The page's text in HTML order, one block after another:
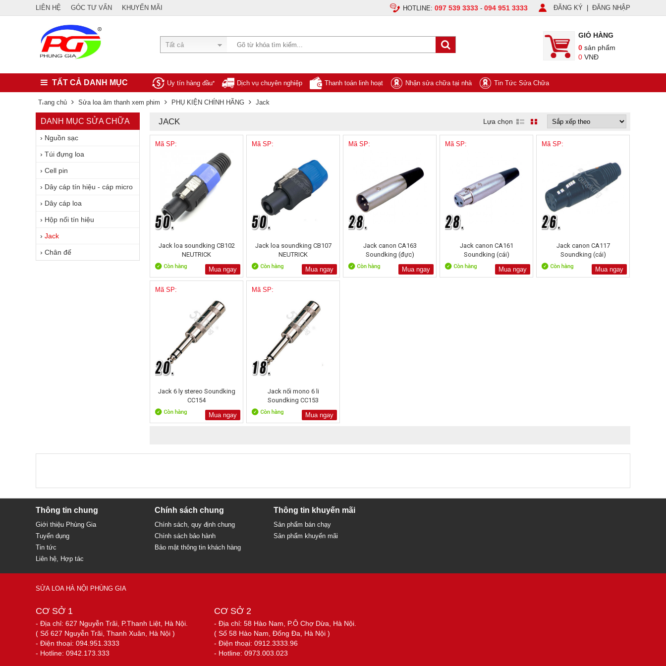
LIÊN HỆ GÓC TƯ VẤN KHUYẾN MÃI HOTLINE: 097 539 3333 - 094 951 3333 ĐĂNG KÝ ĐĂNG NHẬP
Tất cả
GIỎ HÀNG
0 sản phẩm
0 VNĐ
TẤT CẢ DANH MỤC Uy tín hàng đầu* Dịch vụ chuyên nghiệp Thanh toán linh hoạt Nhận sửa chữa tại nhà Tin Tức Sửa Chữa
Trang chủ Sửa loa âm thanh xem phim PHỤ KIỆN CHÍNH HÃNG Jack
DANH MỤC SỬA CHỮA
› Nguồn sạc
› Túi đựng loa
› Cell pin
› Dây cáp tín hiệu - cáp micro
› Dây cáp loa
› Hộp nối tín hiệu
› Jack
› Chân đế
JACK Lựa chọn
Mã SP:
Jack loa soundking CB102
NEUTRICK
Mua ngay
Mã SP:
Jack loa soundking CB107
NEUTRICK
Mua ngay
Mã SP:
Jack canon CA163
Soundking (đực)
Mua ngay
Mã SP:
Jack canon CA161
Soundking (cái)
Mua ngay
Mã SP:
Jack canon CA117
Soundking (cái)
Mua ngay
Mã SP:
Jack 6 ly stereo Soundking
CC154
Mua ngay
Mã SP:
Jack nối mono 6 li
Soundking CC153
Mua ngay
Thông tin chung
Giới thiệu Phùng Gia
Tuyển dụng
Tin tức
Liên hệ, Hợp tác
Chính sách chung
Chính sách, quy định chung
Chính sách bảo hành
Bảo mật thông tin khách hàng
Thông tin khuyến mãi
Sản phẩm bán chạy
Sản phẩm khuyến mãi
SỬA LOA HÀ NỘI PHÙNG GIA
CƠ SỞ 1
- Địa chỉ: 627 Nguyễn Trãi, P.Thanh Liệt, Hà Nội.
( Số 627 Nguyễn Trãi, Thanh Xuân, Hà Nội )
- Điện thoại: 094.951.3333
- Hotline: 0942.173.333
CƠ SỞ 2
- Địa chỉ: 58 Hào Nam, P.Ô Chợ Dừa, Hà Nội.
( Số 58 Hào Nam, Đống Đa, Hà Nội )
- Điện thoại: 0912.3333.96
- Hotline: 0973.003.023